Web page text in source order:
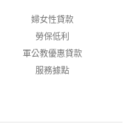
婦女性貸款
勞保低利
軍公教優惠貸款
服務據點